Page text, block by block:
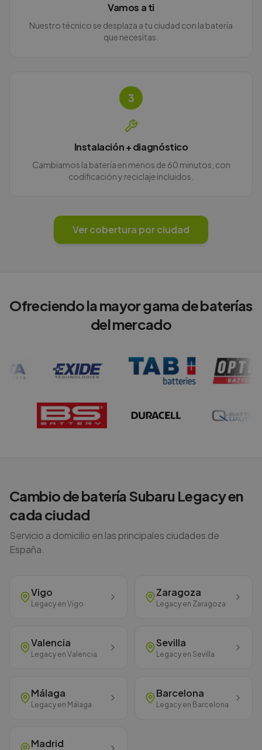
Vamos a ti
Nuestro técnico se desplaza a tu ciudad con la batería
que necesitas.
3
Instalación + diagnóstico
Cambiamos la batería en menos de 60 minutos, con
codificación y reciclaje incluidos.
Ver cobertura por ciudad
Ofreciendo la mayor gama de baterías
del mercado
Cambio de bateríaSubaru Legacyen
cada ciudad
Servicio a domicilio en las principales ciudades de
España.
Vigo
Legacy en Vigo
Zaragoza
Legacy en Zaragoza
Valencia
Legacy en Valencia
Sevilla
Legacy en Sevilla
Málaga
Legacy en Málaga
Barcelona
Legacy en Barcelona
Madrid